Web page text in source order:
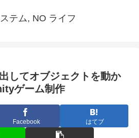
テム, NO ライフ
してオブジェクトを動か
ゲーム制作
Facebook はてブ